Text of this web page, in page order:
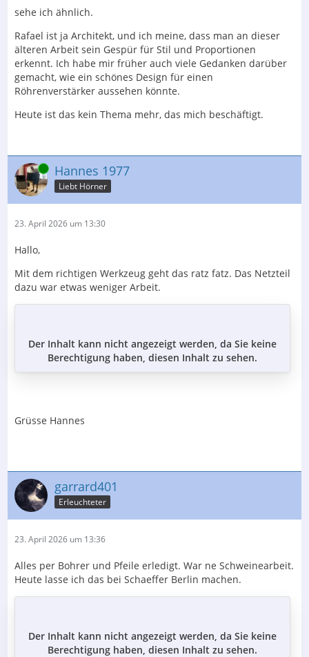
sehe ich ähnlich.
Rafael ist ja Architekt, und ich meine, dass man an dieser
älteren Arbeit sein Gespür für Stil und Proportionen
erkennt. Ich habe mir früher auch viele Gedanken darüber
gemacht, wie ein schönes Design für einen
Röhrenverstärker aussehen könnte.
Heute ist das kein Thema mehr, das mich beschäftigt.
Online Hannes 1977
Liebt Hörner
23. April 2026 um 13:30
Hallo,
Mit dem richtigen Werkzeug geht das ratz fatz. Das Netzteil
dazu war etwas weniger Arbeit.
Der Inhalt kann nicht angezeigt werden, da Sie keine
Berechtigung haben, diesen Inhalt zu sehen.
Grüsse Hannes
garrard401
Erleuchteter
23. April 2026 um 13:36
Alles per Bohrer und Pfeile erledigt. War ne Schweinearbeit.
Heute lasse ich das bei Schaeffer Berlin machen.
Der Inhalt kann nicht angezeigt werden, da Sie keine
Berechtigung haben, diesen Inhalt zu sehen.